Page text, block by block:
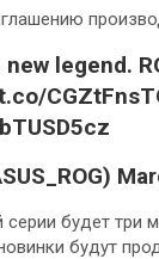
legend.
будет три
будут